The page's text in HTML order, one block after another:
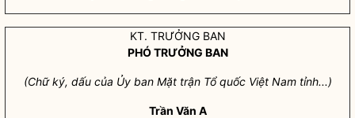
KT. TRƯỞNG BAN
PHÓ TRƯỞNG BAN
(Chữ ký, dấu của Ủy ban Mặt trận Tổquốc Việt Nam tỉnh...)
Trần Văn A